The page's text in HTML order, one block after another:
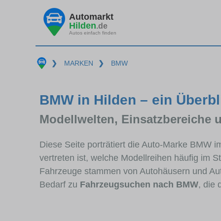
Automarkt
Hilden.de
Autos einfach finden
❯ MARKEN ❯ BMW
BMW in Hilden – ein
Modellwelten, Einsatzbereiche
Diese Seite porträtiert die Auto-Marke BMW
vertreten ist, welche Modellreihen häufig im
Fahrzeuge stammen von Autohäusern und
Bedarf zu Fahrzeugsuchen nach BMW, die